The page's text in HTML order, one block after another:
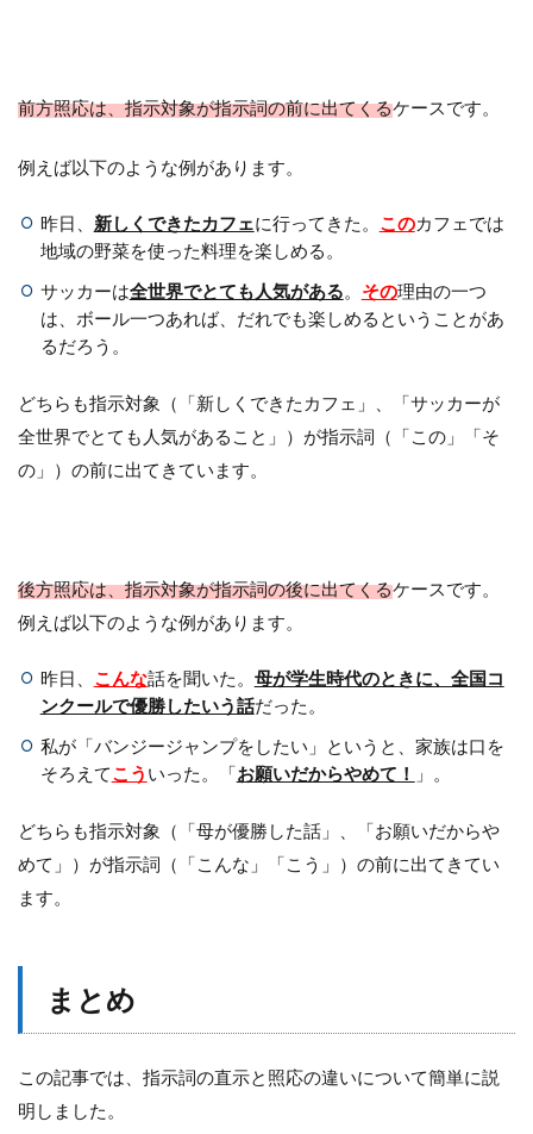
前方照応は、指示対象が指示詞の前に出てくるケースです。
例えば以下のような例があります。
昨日、 新しくできたカフェに行ってきた。 このカフェでは
地域の野菜を使った料理を楽しめる。
サッカーは全世界でとても人気がある その理由の一つ
は、ボール一つあれば、だれでも楽しめるということがあ
るだろう。
どちらも指示対象（「新しくできたカフェ」、「サッカーが
全世界でとても人気があること」）が指示詞（「この」「そ
の」）の前に出てきています。
後方照応は、指示対象が指示詞の後に出てくるケースです。
例えば以下のような例があります。
昨日、 こんな話を聞いた。 母が学生時代のときに、全国コ
ンクールで優勝したいう話だった。
私が「バンジージャンプをしたい」というと、家族は口を
そろえて こう いった。「お願いだからやめて！ 」。
どちらも指示対象（「母が優勝した話」、「お願いだからや
めて」）が指示詞（「こんな」「こう」）の前に出てきてい
ます。
まとめ
この記事では、指示詞の直示と照応の違いについて簡単に説
明しました。